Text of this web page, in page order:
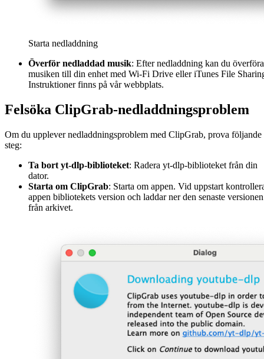
Starta nedladdning
Överför nedladdad musik: Efter nedladdning kan du överföra
musiken till din enhet med Wi-Fi Drive eller iTunes File
Instruktioner finns på vår webbplats.
Felsöka ClipGrab-nedladdningsproblem
Om du upplever nedladdningsproblem med ClipGrab, prova följande
steg:
Ta bort yt-dlp-biblioteket: Radera yt-dlp-biblioteket från din
dator.
Starta om ClipGrab: Starta om appen. Vid uppstart
appen bibliotekets version och laddar ner den senaste versionen
från arkivet.